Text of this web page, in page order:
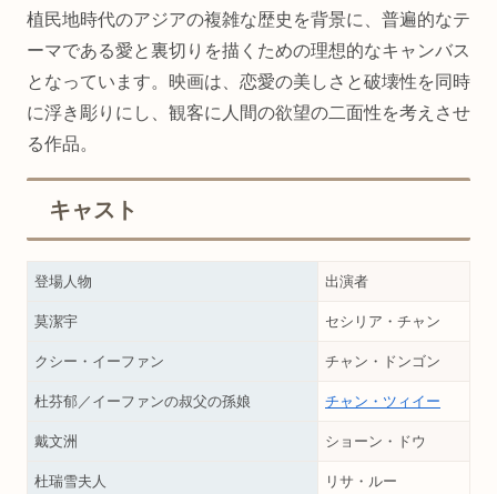
植民地時代のアジアの複雑な歴史を背景に、普遍的なテ
ーマである愛と裏切りを描くための理想的なキャンバス
となっています。映画は、恋愛の美しさと破壊性を同時
に浮き彫りにし、観客に人間の欲望の二面性を考えさせ
る作品。
キャスト
登場人物 出演者
莫潔宇 セシリア・チャン
クシー・イーファン チャン・ドンゴン
杜芬郁／イーファンの叔父の孫娘 チャン・ツィイー
戴文洲 ショーン・ドウ
杜瑞雪夫人 リサ・ルー